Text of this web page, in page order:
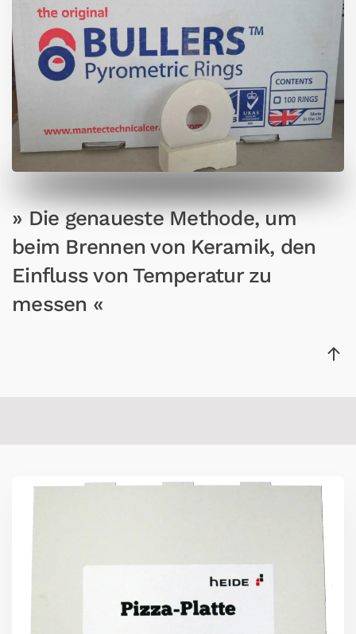
» Die genaueste Methode, um
beim Brennen von Keramik, den
Einfluss von Temperatur zu
messen «